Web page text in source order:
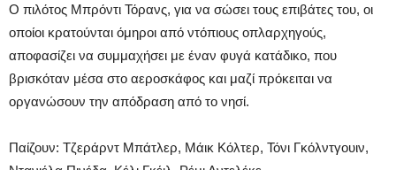
Ο πιλότος Μπρόντι Τόρανς, για να σώσει τους επιβάτες του, οι
οποίοι κρατούνται όμηροι από ντόπιους οπλαρχηγούς,
αποφασίζει να συμμαχήσει με έναν φυγά κατάδικο, που
βρισκόταν μέσα στο αεροσκάφος και μαζί πρόκειται να
οργανώσουν την απόδραση από το νησί.
Παίζουν: Τζεράρντ Μπάτλερ, Μάικ Κόλτερ, Τόνι Γκόλντγουιν,